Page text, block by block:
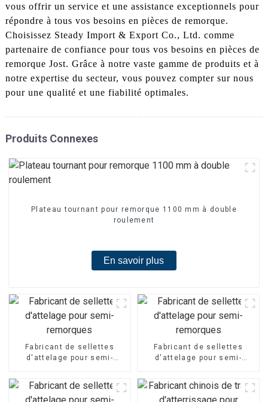
vous offrir un service et une assistance exceptionnels pour
répondre à tous vos besoins en pièces de remorque.
Choisissez Steady Import & Export Co., Ltd. comme
partenaire de confiance pour tous vos besoins en pièces de
remorque Jost. Grâce à notre vaste gamme de produits et à
notre expertise du secteur, vous pouvez compter sur nous
pour une qualité et une fiabilité optimales.
Produits Connexes
Plateau tournant pour remorque 1100 mm à double
roulement
En savoir plus
Fabricant de sellettes
d'attelage pour semi-
Fabricant de sellettes
d'attelage pour semi-